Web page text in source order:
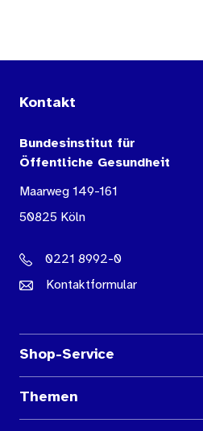
Kontakt
Bundesinstitut für
Öffentliche Gesundheit
Maarweg 149-161
50825 Köln
0221 8992-0
Kontaktformular
Shop-Service
Medienübersichten
Themen